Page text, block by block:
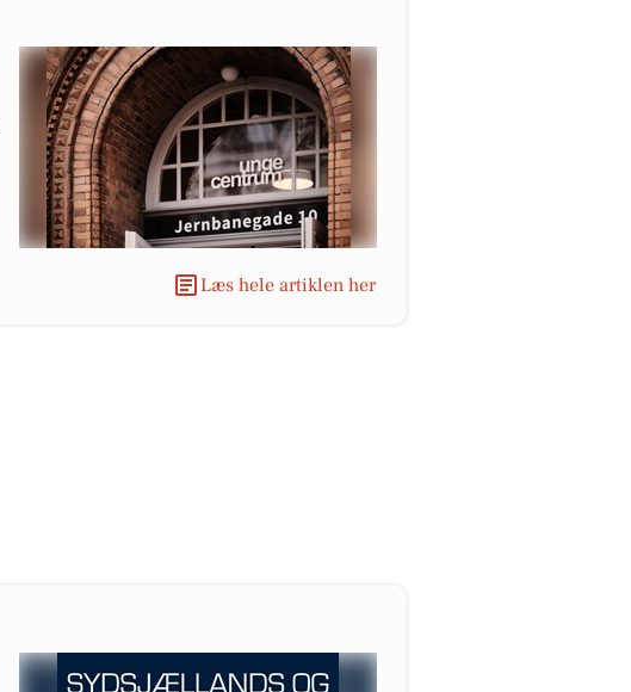
Læs hele artiklen her